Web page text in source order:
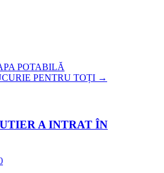
POTABILĂ
PENTRU TOȚI →
A INTRAT ÎN